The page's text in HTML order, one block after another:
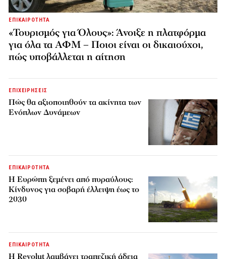
ΕΠΙΚΑΙΡΟΤΗΤΑ
«Τουρισμός για Όλους»: Άνοιξε η πλατφόρμα
για όλα τα ΑΦΜ – Ποιοι είναι οι δικαιούχοι,
πώς υποβάλλεται η αίτηση
ΕΠΙΧΕΙΡΗΣΕΙΣ
Πώς θα αξιοποιηθούν τα ακίνητα των
Ενόπλων Δυνάμεων
ΕΠΙΚΑΙΡΟΤΗΤΑ
H Ευρώπη ξεμένει από πυραύλους:
Κίνδυνος για σοβαρή έλλειψη έως το
2030
ΕΠΙΚΑΙΡΟΤΗΤΑ
Η Revolut λαμβάνει τραπεζική άδεια